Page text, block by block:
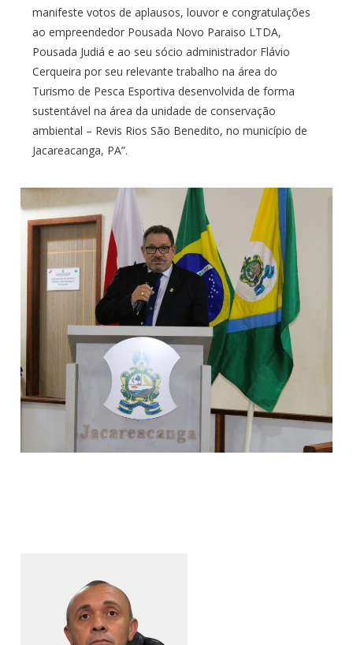
manifeste votos de aplausos, louvor e congratulações
ao empreendedor Pousada Novo Paraiso LTDA,
Pousada Judiá e ao seu sócio administrador Flávio
Cerqueira por seu relevante trabalho na área do
Turismo de Pesca Esportiva desenvolvida de forma
sustentável na área da unidade de conservação
ambiental – Revis Rios São Benedito, no município de
Jacareacanga, PA”.